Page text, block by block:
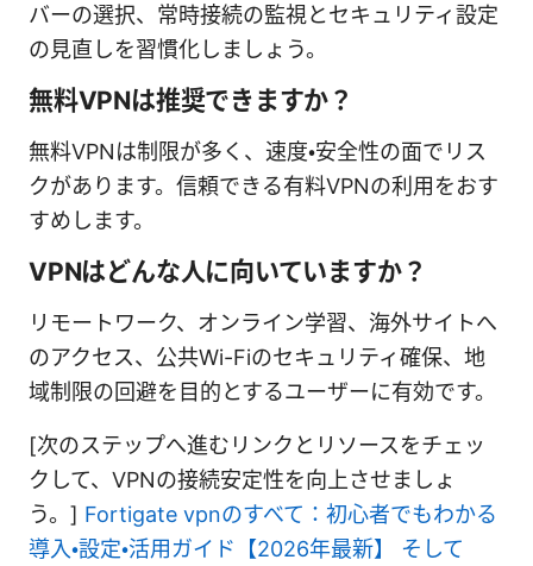
バーの選択、常時接続の監視とセキュリティ設定
の見直しを習慣化しましょう。
無料VPNは推奨できますか？
無料VPNは制限が多く、速度・安全性の面でリス
クがあります。信頼できる有料VPNの利用をおす
すめします。
VPNはどんな人に向いていますか？
リモートワーク、オンライン学習、海外サイトへ
のアクセス、公共Wi-Fiのセキュリティ確保、地
域制限の回避を目的とするユーザーに有効です。
[次のステップへ進むリンクとリソースをチェッ
クして、VPNの接続安定性を向上させましょ
う。] Fortigate vpnのすべて：初心者でもわかる
導入・設定・活用ガイド【2026年最新】 そして